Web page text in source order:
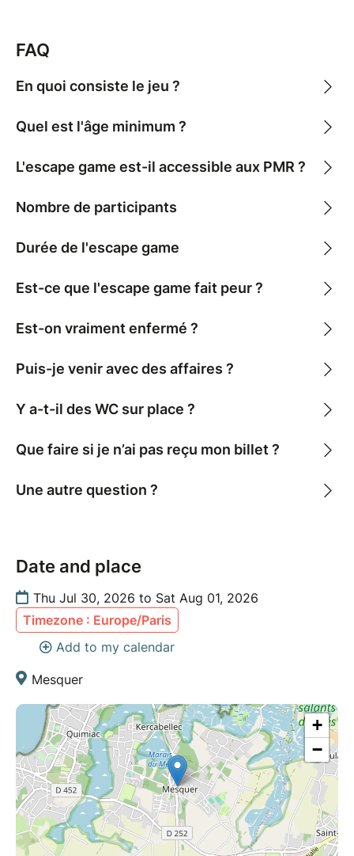
FAQ
En quoi consiste le jeu ?
Quel est l'âge minimum ?
L'escape game est-il accessible aux PMR ?
Nombre de participants
Durée de l'escape game
Est-ce que l'escape game fait peur ?
Est-on vraiment enfermé ?
Puis-je venir avec des affaires ?
Y a-t-il des WC sur place ?
Que faire si je n’ai pas reçu mon billet ?
Une autre question ?
Date and place
Thu Jul 30, 2026 to Sat Aug 01, 2026
Timezone : Europe/Paris
Add to my calendar
Mesquer
+
−